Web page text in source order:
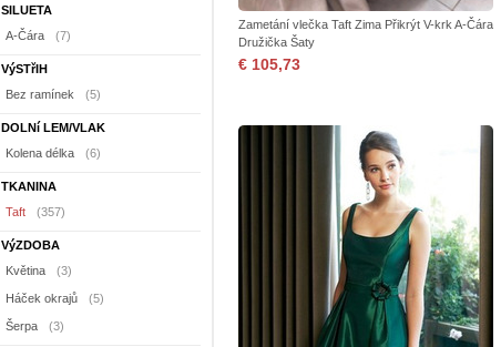
SILUETA
A-Čára
(7)
VýSTřIH
Bez ramínek
(5)
DOLNí LEM/VLAK
Kolena délka
(6)
TKANINA
Taft
(357)
VýZDOBA
Květina
(3)
Háček okrajů (5)
Šerpa (3)
Zametání vlečka Taft Zima Přikrýt V-krk A-Čára
Družička Šaty
€ 105,73